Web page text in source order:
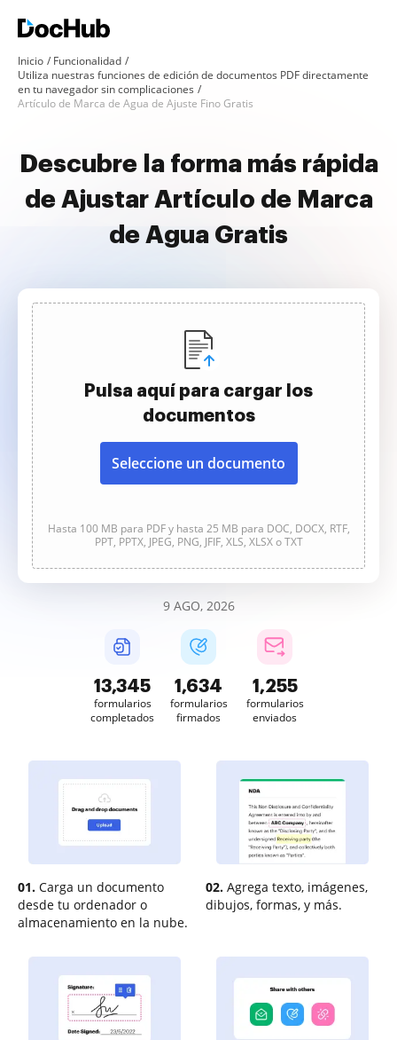
Inicio
Funcionalidad
Utiliza nuestras funciones de edición de documentos PDF directamente
en tu navegador sin complicaciones
Artículo de Marca de Agua de Ajuste Fino Gratis
Descubre la forma más rápida
de Ajustar Artículo de Marca
de Agua Gratis
Pulsa aquí para cargar los
documentos
Seleccione un documento
Hasta 100 MB para PDF y hasta 25 MB para DOC, DOCX, RTF,
PPT, PPTX, JPEG, PNG, JFIF, XLS, XLSX o TXT
9 AGO, 2026
13,348
formularios
completados
1,634
formularios
firmados
1,255
formularios
enviados
01. Carga un documento
desde tu ordenador o
almacenamiento en la nube.
02. Agrega texto, imágenes,
dibujos, formas, y más.